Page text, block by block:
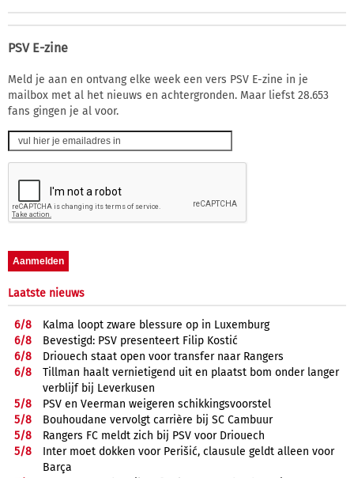
PSV E-zine
Meld je aan en ontvang elke week een vers PSV E-zine in je
mailbox met al het nieuws en achtergronden. Maar liefst 28.653
fans gingen je al voor.
Laatste nieuws
6/8
Kalma loopt zware blessure op in Luxemburg
6/8
Bevestigd: PSV presenteert Filip Kostić
6/8
Driouech staat open voor transfer naar Rangers
6/8
Tillman haalt vernietigend uit en plaatst bom onder langer
verblijf bij Leverkusen
5/8
PSV en Veerman weigeren schikkingsvoorstel
5/8
Bouhoudane vervolgt carrière bij SC Cambuur
5/8
Rangers FC meldt zich bij PSV voor Driouech
5/8
Inter moet dokken voor Perišić, clausule geldt alleen voor
Barça